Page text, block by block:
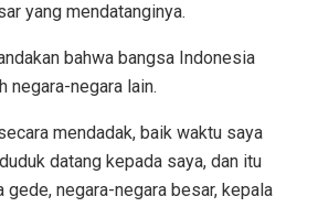
yang mendatanginya.
bahwa bangsa Indonesia
negara-negara lain.
mendadak, baik waktu saya
datang kepada saya, dan itu
gede, negara-negara besar, kepala